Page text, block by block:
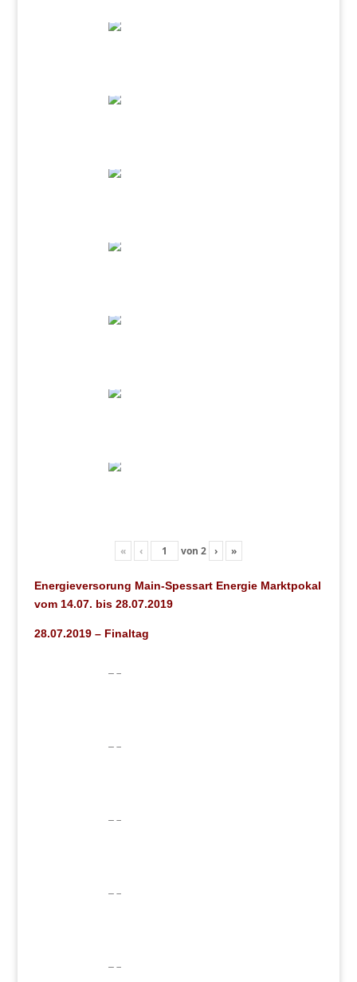
« ‹ von 2 › »
Energieversorung Main-Spessart Energie Marktpokal
vom 14.07. bis 28.07.2019
28.07.2019 – Finaltag